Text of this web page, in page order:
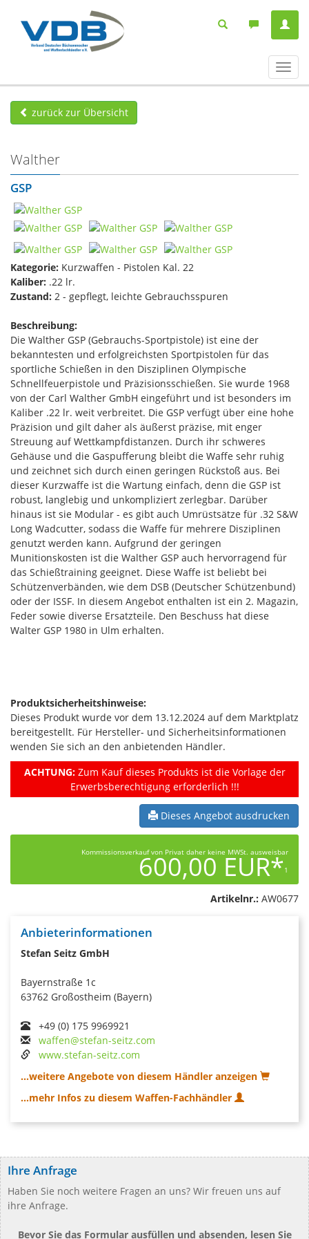
ein-/
zurück zur Übersicht
Walther
GSP
Kategorie: Kurzwaffen - Pistolen Kal. 22
Kaliber: .22 lr.
Zustand: 2 - gepflegt, leichte Gebrauchsspuren
Beschreibung:
Die Walther GSP (Gebrauchs-Sportpistole) ist eine der
bekanntesten und erfolgreichsten Sportpistolen für das
sportliche Schießen in den Disziplinen Olympische
Schnellfeuerpistole und Präzisionsschießen. Sie wurde 1968
von der Carl Walther GmbH eingeführt und ist besonders im
Kaliber .22 lr. weit verbreitet. Die GSP verfügt über eine hohe
Präzision und gilt daher als äußerst präzise, mit enger
Streuung auf Wettkampfdistanzen. Durch ihr schweres
Gehäuse und die Gaspufferung bleibt die Waffe sehr ruhig
und zeichnet sich durch einen geringen Rückstoß aus. Bei
dieser Kurzwaffe ist die Wartung einfach, denn die GSP ist
robust, langlebig und unkompliziert zerlegbar. Darüber
hinaus ist sie Modular - es gibt auch Umrüstsätze für .32 S&W
Long Wadcutter, sodass die Waffe für mehrere Disziplinen
genutzt werden kann. Aufgrund der geringen
Munitionskosten ist die Walther GSP auch hervorragend für
das Schießtraining geeignet. Diese Waffe ist beliebt bei
Schützenverbänden, wie dem DSB (Deutscher Schützenbund)
oder der ISSF. In diesem Angebot enthalten ist ein 2. Magazin,
Feder sowie diverse Ersatzteile. Den Beschuss hat diese
Walter GSP 1980 in Ulm erhalten.
Produktsicherheitshinweise:
Dieses Produkt wurde vor dem 13.12.2024 auf dem Marktplatz
bereitgestellt. Für Hersteller- und Sicherheitsinformationen
wenden Sie sich an den anbietenden Händler.
ACHTUNG:Zum Kauf dieses Produkts ist die Vorlage der
Erwerbsberechtigung erforderlich !!!
Dieses Angebot ausdrucken
Kommissionsverkauf von Privat daher keine MWSt. ausweisbar
600,00 EUR*1
Artikelnr.: AW0677
Anbieterinformationen
Stefan Seitz GmbH
Bayernstraße 1c
63762 Großostheim (Bayern)
+49 (0) 175 9969921
waffen@stefan-seitz.com
www.stefan-seitz.com
...weitere Angebote von diesem Händler anzeigen
...mehr Infos zu diesem Waffen-Fachhändler
Ihre Anfrage
Haben Sie noch weitere Fragen an uns? Wir freuen uns auf
ihre Anfrage.
Bevor Sie das Formular ausfüllen und absenden, lesen Sie